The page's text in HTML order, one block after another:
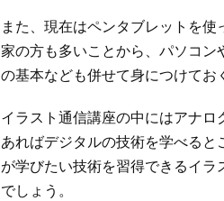
また、現在はペンタブレットを
家の方も多いことから、パソコン
の基本なども併せて身につけてお
イラスト通信講座の中にはアナロ
あればデジタルの技術を学べる
が学びたい技術を習得できるイラ
でしょう。